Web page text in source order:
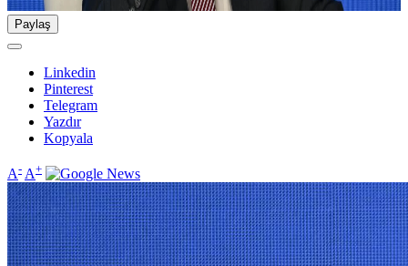
Paylaş
Linkedin
Pinterest
Telegram
Yazdır
Kopyala
A- A+